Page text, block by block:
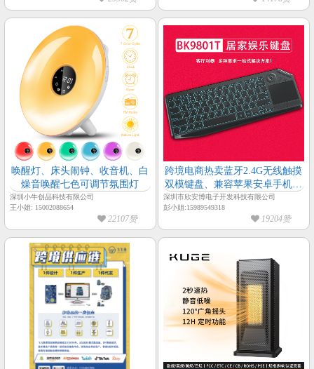
唤醒灯、床头闹钟、收音机、白
燥音唤醒七色可调节氛围灯
深圳小牛创品科技有限公司
王小姐: 15002088654
22107赞
跨境电商热卖蓝牙2.4G无线触摸
双模键盘、兼容苹果安卓手机平
板智能电视电脑键盘、多媒体热
键键盘
深圳市欣安博电子开发科技有限公司
彭小姐:15989549318
19204赞